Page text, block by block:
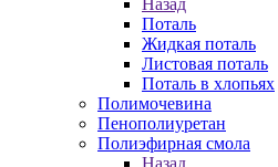
Назад
Поталь
Жидкая поталь
Листовая поталь
Поталь в хлопьях
Полимочевина
Пенополиуретан
Полиэфирная смола
Назад